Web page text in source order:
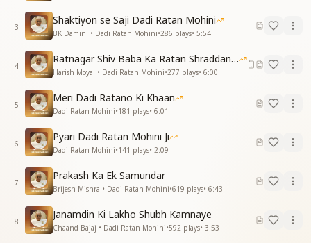
3
Shaktiyon se Saji Dadi Ratan Mohini
BK Damini • Dadi Ratan Mohini•286 plays• 5:54
4
Ratnagar Shiv Baba Ka Ratan Shraddanjali
Harish Moyal • Dadi Ratan Mohini•277 plays• 6:00
5
Meri Dadi Ratano Ki Khaan
Dadi Ratan Mohini•181 plays• 6:01
6
Pyari Dadi Ratan Mohini Ji
Dadi Ratan Mohini•141 plays• 2:09
7
Prakash Ka Ek Samundar
Brijesh Mishra • Dadi Ratan Mohini•619 plays• 6:43
8
Janamdin Ki Lakho Shubh Kamnaye
Chaand Bajaj • Dadi Ratan Mohini•592 plays• 3:53